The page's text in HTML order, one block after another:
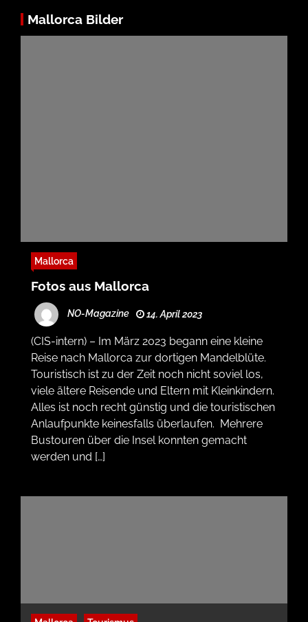
Mallorca Bilder
Mallorca
Fotos aus Mallorca
NO-Magazine 14. April 2023
(CIS-intern) – Im März 2023 begann eine kleine
Reise nach Mallorca zur dortigen Mandelblüte.
Touristisch ist zu der Zeit noch nicht soviel los,
viele ältere Reisende und Eltern mit Kleinkindern.
Alles ist noch recht günstig und die touristischen
Anlaufpunkte keinesfalls überlaufen. Mehrere
Bustouren über die Insel konnten gemacht
werden und […]